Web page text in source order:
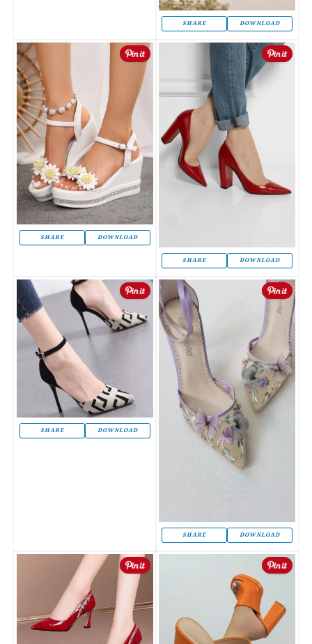
SHARE DOWNLOAD
SHARE DOWNLOAD
SHARE DOWNLOAD
SHARE DOWNLOAD
SHARE DOWNLOAD